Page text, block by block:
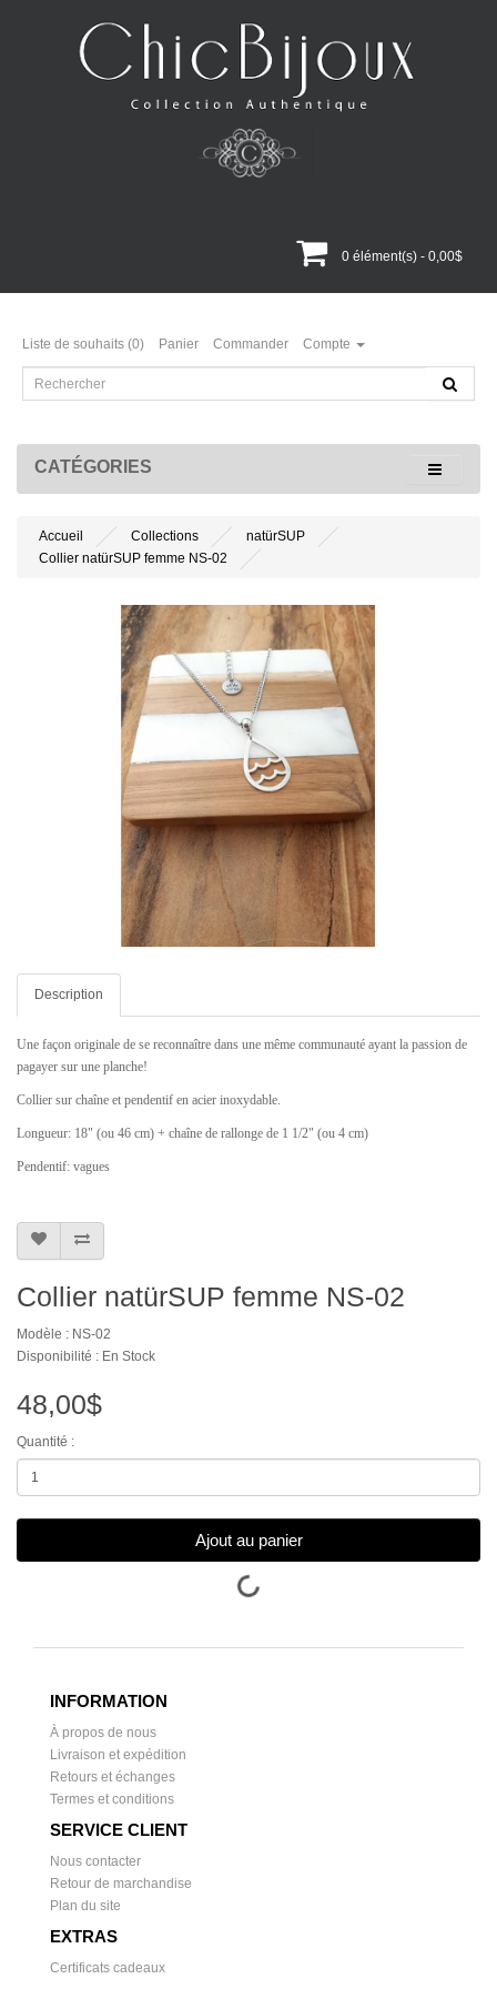
0 élément(s) - 0,00$
Liste de souhaits (0) Panier Commander Compte
CATÉGORIES
Accueil Collections
natürSUP
Collier natürSUP femme NS-02
Description
Une façon originale de se reconnaître dans une même communauté ayant la passion de
pagayer sur une planche!
Collier sur chaîne et pendentif en acier inoxydable.
Longueur: 18" (ou 46 cm) + chaîne de rallonge de 1 1/2" (ou 4 cm)
Pendentif: vagues
Collier natürSUP femme NS-02
Modèle : NS-02
Disponibilité : En Stock
48,00$
Quantité :
Ajout au panier
INFORMATION
À propos de nous
Livraison et expédition
Retours et échanges
Termes et conditions
SERVICE CLIENT
Nous contacter
Retour de marchandise
Plan du site
EXTRAS
Certificats cadeaux